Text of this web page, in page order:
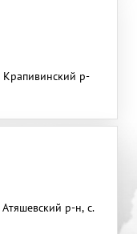
Крапивинский р-
р-н, с.